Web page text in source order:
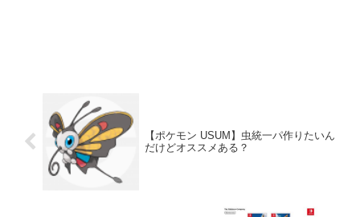
【ポケモン USUM】虫統一パ作りたいん
だけどオススメある？